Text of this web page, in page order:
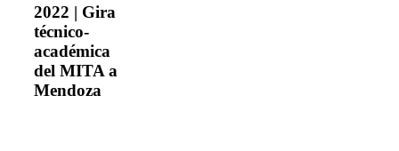
del
MITA
a
Mendoza
2022 | Gira
técnico-
académica
del MITA a
Mendoza